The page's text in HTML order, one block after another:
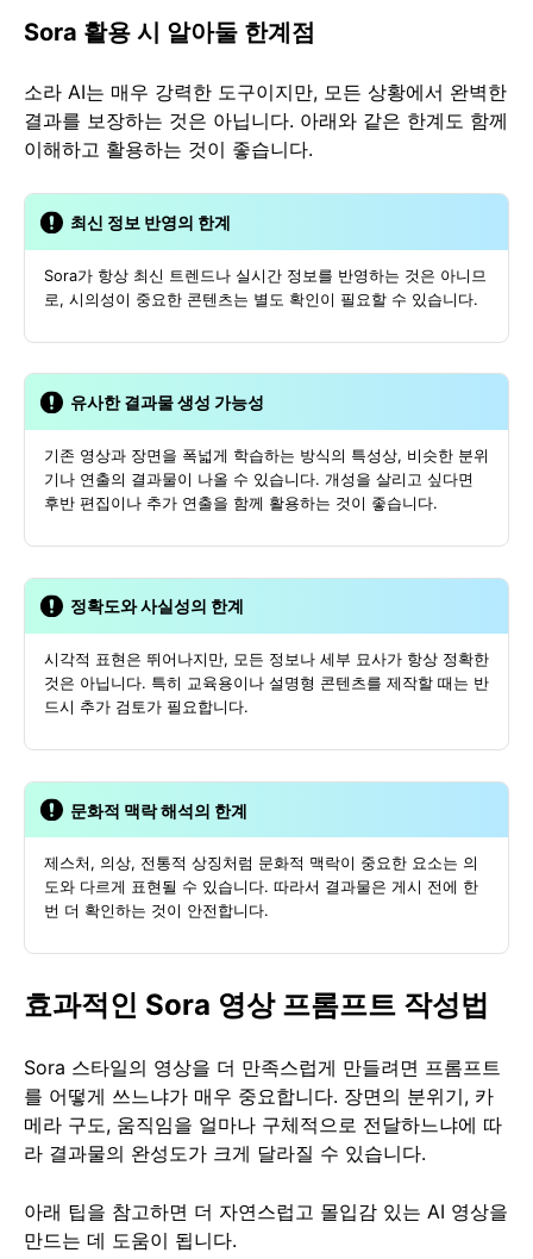
Sora 활용 시 알아둘 한계점
소라 AI는 매우 강력한 도구이지만, 모든 상황에서 완벽한
결과를 보장하는 것은 아닙니다. 아래와 같은 한계도 함께
이해하고 활용하는 것이 좋습니다.
최신 정보 반영의 한계
Sora가 항상 최신 트렌드나 실시간 정보를 반영하는 것은 아니므
로, 시의성이 중요한 콘텐츠는 별도 확인이 필요할 수 있습니다.
유사한 결과물 생성 가능성
기존 영상과 장면을 폭넓게 학습하는 방식의 특성상, 비슷한 분위
기나 연출의 결과물이 나올 수 있습니다. 개성을 살리고 싶다면
후반 편집이나 추가 연출을 함께 활용하는 것이 좋습니다.
정확도와 사실성의 한계
시각적 표현은 뛰어나지만, 모든 정보나 세부 묘사가 항상 정확한
것은 아닙니다. 특히 교육용이나 설명형 콘텐츠를 제작할 때는 반
드시 추가 검토가 필요합니다.
문화적 맥락 해석의 한계
제스처, 의상, 전통적 상징처럼 문화적 맥락이 중요한 요소는 의
도와 다르게 표현될 수 있습니다. 따라서 결과물은 게시 전에 한
번 더 확인하는 것이 안전합니다.
효과적인 Sora 영상 프롬프트 작성법
Sora 스타일의 영상을 더 만족스럽게 만들려면 프롬프트
를 어떻게 쓰느냐가 매우 중요합니다. 장면의 분위기, 카
메라 구도, 움직임을 얼마나 구체적으로 전달하느냐에 따
라 결과물의 완성도가 크게 달라질 수 있습니다.
아래 팁을 참고하면 더 자연스럽고 몰입감 있는 AI 영상을
만드는 데 도움이 됩니다.